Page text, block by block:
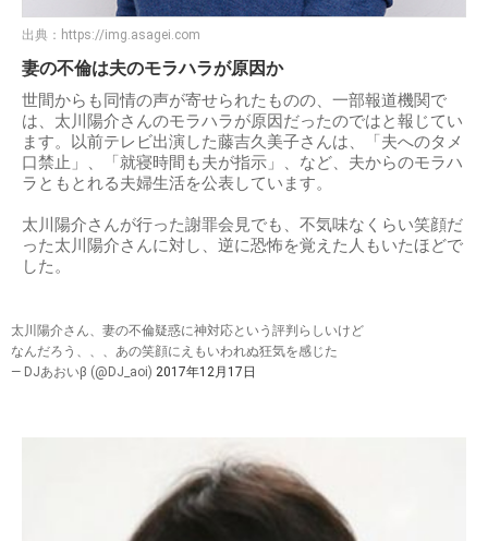
出典： https://img.asagei.com
妻の不倫は夫のモラハラが原因か
世間からも同情の声が寄せられたものの、一部報道機関で
は、太川陽介さんのモラハラが原因だったのではと報じてい
ます。以前テレビ出演した藤吉久美子さんは、「夫へのタメ
口禁止」、「就寝時間も夫が指示」、など、夫からのモラハ
ラともとれる夫婦生活を公表しています。
太川陽介さんが行った謝罪会見でも、不気味なくらい笑顔だ
った太川陽介さんに対し、逆に恐怖を覚えた人もいたほどで
した。
太川陽介さん、妻の不倫疑惑に神対応という評判らしいけど
なんだろう、、、あの笑顔にえもいわれぬ狂気を感じた
— DJあおいβ (@DJ_aoi) 2017年12月17日